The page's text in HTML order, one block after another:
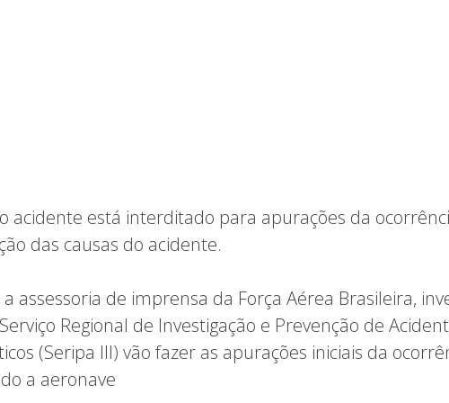
acidente está interditado para apurações da
das causas do acidente.
assessoria de imprensa da Força Aérea Brasileira,
Regional de Investigação e Prevenção de
(Seripa III) vão fazer as apurações iniciais da
a aeronave